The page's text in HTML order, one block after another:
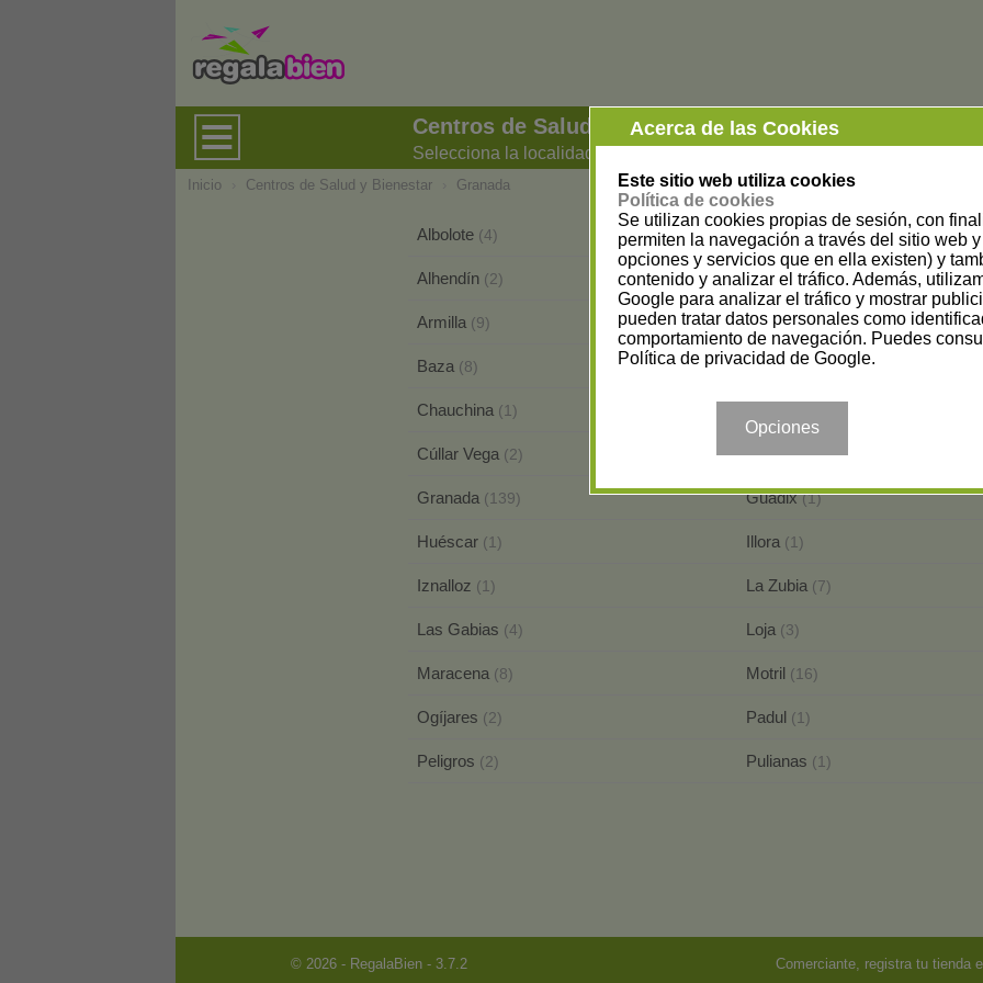
Centros de Salud y Bienestar en Granada
Selecciona la localidad
Acerca de las Cookies
Este sitio web utiliza cookies
Política de cookies
Se utilizan cookies propias de sesión, con
permiten la navegación a través del sitio web
opciones y servicios que en ella existen) y
contenido y analizar el tráfico. Además,
Google para analizar el tráfico y mostrar
pueden tratar datos personales como
comportamiento de navegación. Puedes
Política de privacidad de Google.
Opciones
Inicio Centros de Salud y Bienestar Granada
Albolote (4) Albuñol (1)
Alhendín (2) Almuñécar(5)
Armilla (9) Atarfe(3)
Baza (8) Cenes de la Vega
Chauchina (1)
Cúllar Vega (2) Dúrcal(2)
Granada (139) Guadix(1)
Huéscar (1) Illora (1)
Iznalloz (1) La Zubia (7)
Las Gabias (4) Loja (3)
Maracena (8) Motril (16)
Ogíjares (2) Padul (1)
Peligros (2) Pulianas (1)
© 2026 - RegalaBien - 3.7.2 Comerciante, registra tu tienda